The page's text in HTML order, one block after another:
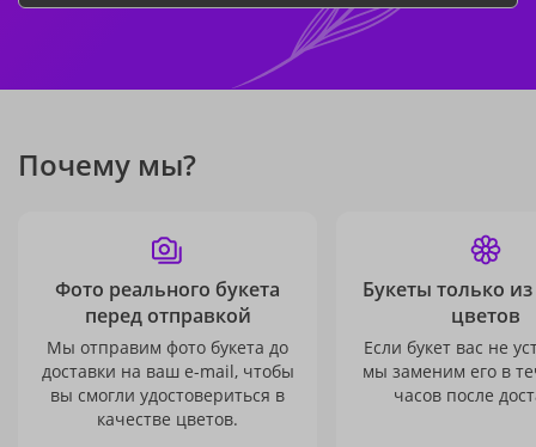
Почему мы?
Фото реального букета
перед отправкой
Мы отправим фото букета до
доставки на ваш e-mail, чтобы
вы смогли удостовериться в
качестве цветов.
Букеты только
цветов
Если букет вас не
мы заменим его в
часов после